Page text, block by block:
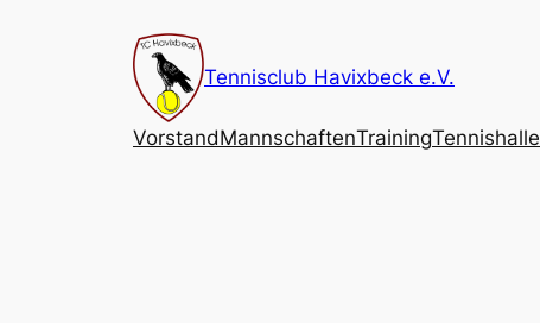
Tennisclub Havixbeck e.V.
VorstandMannschaftenTrainingTennishalle